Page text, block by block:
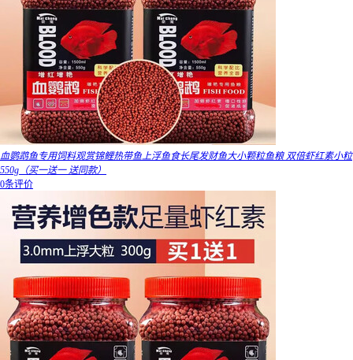
血鹦鹉鱼专用饲料观赏锦鲤热带鱼上浮鱼食长尾发财鱼大小颗粒鱼粮 双倍虾红素小粒
550g（买一送一 送同款）
0条评价